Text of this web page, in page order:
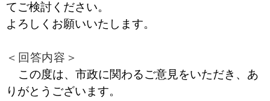
てご検討ください。
よろしくお願いいたします。
＜回答内容＞
この度は、市政に関わるご意見をいただき、あ
りがとうございます。